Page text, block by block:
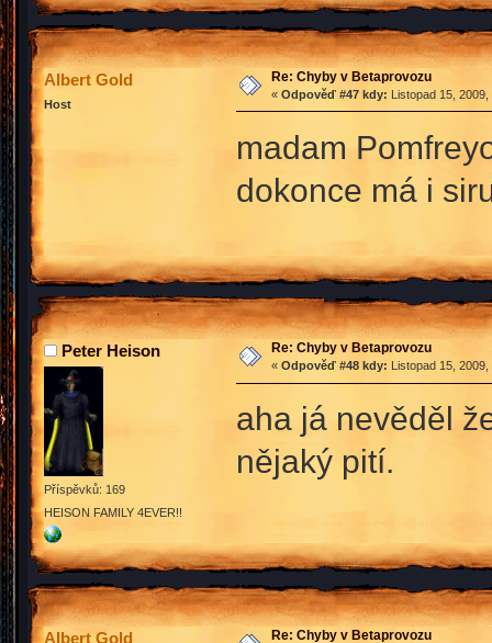
Albert Gold
Host
Re: Chyby v Betaprovozu
« Odpověď #47 kdy: Listopad 15,
madam
dokonce má i
Peter Heison
Příspěvků: 169
HEISON FAMILY 4EVER!!
Re: Chyby v Betaprovozu
« Odpověď #48 kdy: Listopad 15,
aha já nevěděl
nějaký pití.
Albert Gold Re: Chyby v Betaprovozu